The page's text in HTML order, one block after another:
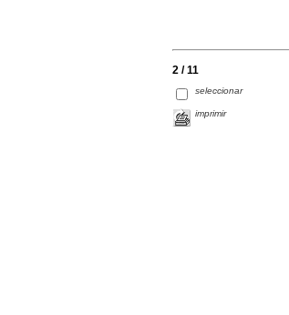
2 / 11
seleccionar
imprimir